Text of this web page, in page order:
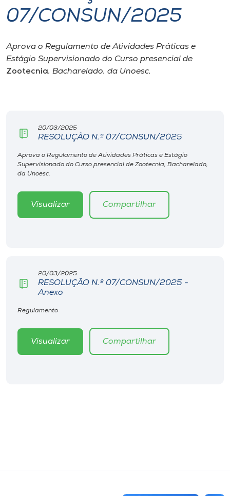
I.nova
Diplomados
Editora
Rádio
Store
Selecione
o idioma
07/CONSUN/2025
Aprova o Regulamento de Atividades Práticas e
Estágio Supervisionado do Curso presencial de
Zootecnia, Bacharelado, da Unoesc.
20/03/2025
RESOLUÇÃO N.º 07/CONSUN/2025
Aprova o Regulamento de Atividades Práticas e Estágio
Supervisionado do Curso presencial de Zootecnia, Bacharelado,
da Unoesc.
Visualizar Compartilhar
20/03/2025
RESOLUÇÃO N.º 07/CONSUN/2025 -
Anexo
Regulamento
Visualizar Compartilhar